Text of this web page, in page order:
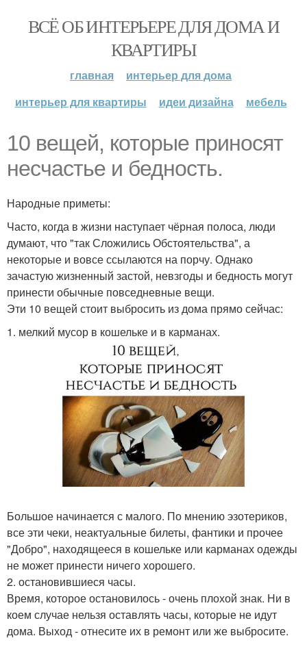
ВСЁ ОБ ИНТЕРЬЕРЕ ДЛЯ ДОМА И
КВАРТИРЫ
главная
интерьер для дома
интерьер для квартиры
идеи дизайна мебель
10 вещей, которые приносят
несчастье и бедность.
Народные приметы:
Часто, когда в жизни наступает чёрная полоса, люди
думают, что "так Сложились Обстоятельства", а
некоторые и вовсе ссылаются на порчу. Однако
зачастую жизненный застой, невзгоды и бедность могут
принести обычные повседневные вещи.
Эти 10 вещей стоит выбросить из дома прямо сейчас:
1. мелкий мусор в кошельке и в карманах.
Большое начинается с малого. По мнению эзотериков,
все эти чеки, неактуальные билеты, фантики и прочее
"Добро", находящееся в кошельке или карманах одежды
не может принести ничего хорошего.
2. остановившиеся часы.
Время, которое остановилось - очень плохой знак. Ни в
коем случае нельзя оставлять часы, которые не идут
дома. Выход - отнесите их в ремонт или же выбросите.